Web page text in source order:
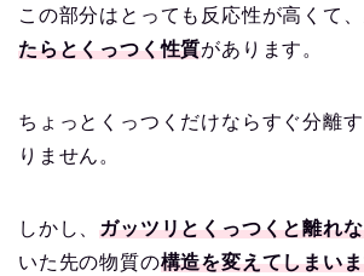
この部分はとっても反応性が高くて、
たらとくっつく性質があります。
ちょっとくっつくだけならすぐ分離
りません。
しかし、ガッツリとくっつくと離れ
いた先の物質の構造を変えてしまい